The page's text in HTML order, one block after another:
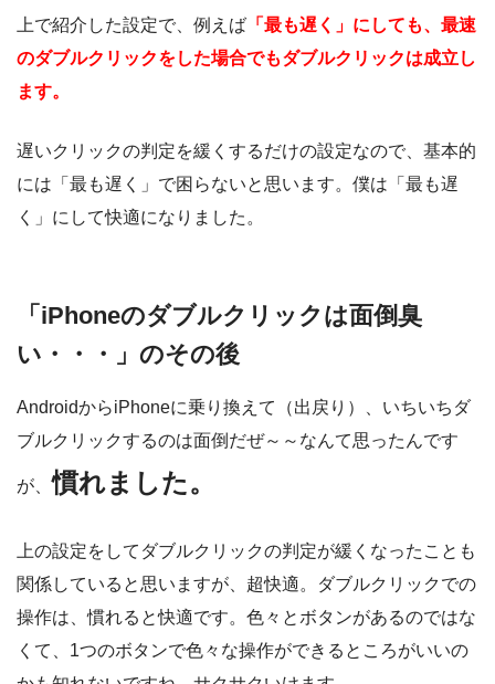
上で紹介した設定で、例えば 「最も遅く」にしても、最速
のダブルクリックをした場合でもダブルクリックは成立し
ます。
遅いクリックの判定を緩くするだけの設定なので、基本的
には「最も遅く」で困らないと思います。僕は「最も遅
く」にして快適になりました。
「iPhoneのダブルクリックは面倒臭
い・・・」のその後
AndroidからiPhoneに乗り換えて（出戻り）、いちいちダ
ブルクリックするのは面倒だぜ～～なんて思ったんです
が、慣れました。
上の設定をしてダブルクリックの判定が緩くなったことも
関係していると思いますが、超快適。ダブルクリックでの
操作は、慣れると快適です。色々とボタンがあるのではな
くて、1つのボタンで色々な操作ができるところがいいの